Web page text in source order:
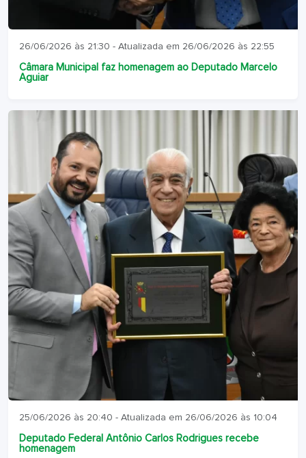
26/06/2026 às 21:30 - Atualizada em 26/06/2026 às 22:55
Câmara Municipal faz homenagem ao Deputado Marcelo
Aguiar
25/06/2026 às 20:40 - Atualizada em 26/06/2026 às 10:04
Deputado Federal Antônio Carlos Rodrigues recebe
homenagem